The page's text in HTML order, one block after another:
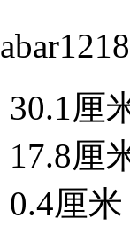
厘
厘
厘米